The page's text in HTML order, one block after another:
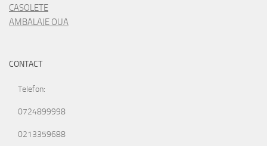
CASOLETE
AMBALAJE OUA
CONTACT
Telefon:
0724899998
0213359688